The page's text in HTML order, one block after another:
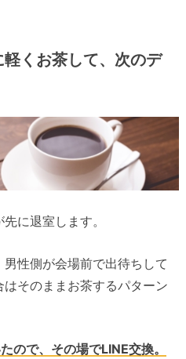
くお茶して、次のデ
に退室します。
性側が会場前で出待ちして
そのままお茶するパターン
ので、その場でLINE交換。